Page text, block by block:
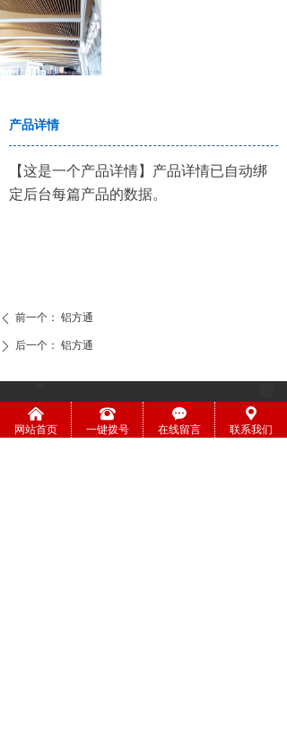
【这是一个产品详情】产品详情已自动绑
定后台每篇产品的数据。
产品详情
ꄴ 前一个： 铝方通
ꄲ 后一个： 铝方通
联系我们
낀
网站首页
뀰
一键拨号
끁
在线留言
끇
联系我们